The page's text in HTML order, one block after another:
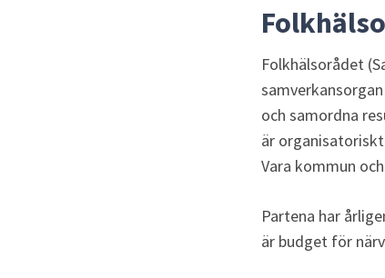
Folkhälsorådet
och samordna
är
Vara kommun
Partena har
är budget för